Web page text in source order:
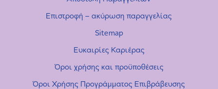
Επιστροφή – ακύρωση παραγγελίας
Sitemap
Ευκαιρίες Καριέρας
Όροι χρήσης και προϋποθέσεις
Όροι Χρήσης Προγράμματος Επιβράβευσης